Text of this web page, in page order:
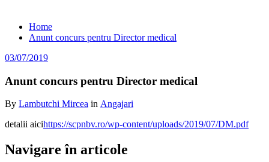
Home
Anunt concurs pentru Director medical
03/07/2019
Anunt concurs pentru Director medical
By Lambutchi Mircea in Angajari
detalii aicihttps://scpnbv.ro/wp-content/uploads/2019/07/DM.pdf
Navigare în articole